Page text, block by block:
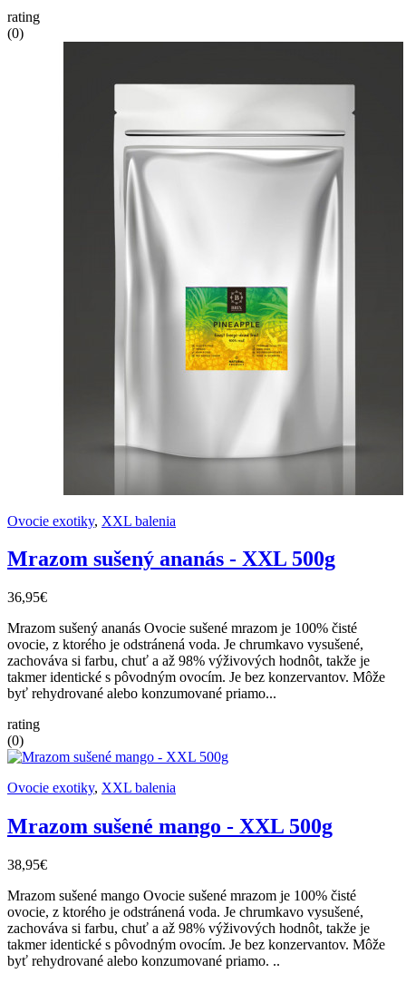
rating
(0)
Ovocie exotiky, XXL balenia
Mrazom sušený ananás - XXL 500g
36,95€
Mrazom sušený ananás Ovocie sušené mrazom je 100% čisté
ovocie, z ktorého je odstránená voda. Je chrumkavo vysušené,
zachováva si farbu, chuť a až 98% výživových hodnôt, takže je
takmer identické s pôvodným ovocím. Je bez konzervantov. Môže
byť rehydrované alebo konzumované priamo...
rating
(0)
Ovocie exotiky, XXL balenia
Mrazom sušené mango - XXL 500g
38,95€
Mrazom sušené mango Ovocie sušené mrazom je 100% čisté
ovocie, z ktorého je odstránená voda. Je chrumkavo vysušené,
zachováva si farbu, chuť a až 98% výživových hodnôt, takže je
takmer identické s pôvodným ovocím. Je bez konzervantov. Môže
byť rehydrované alebo konzumované priamo. ..